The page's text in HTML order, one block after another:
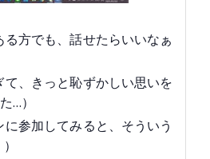
方でも、話せたらいいなぁと思
て、きっと恥ずかしい思いをする
…）
参加してみると、そういう不安